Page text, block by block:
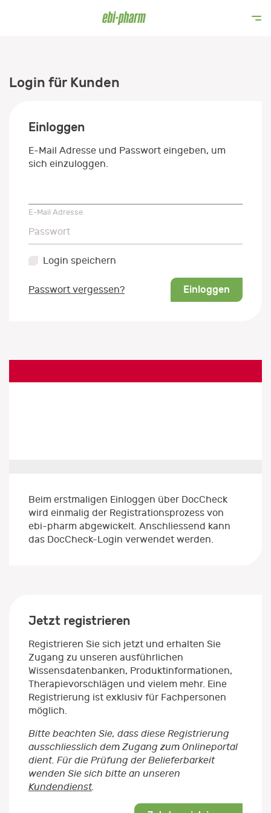
Login für Kunden
Einloggen
E-Mail Adresse und Passwort eingeben, um
sich einzuloggen.
E-Mail Adresse
Passwort
Passwort
Login speichern
Passwort vergessen? Einloggen
Beim erstmaligen Einloggen über DocCheck
wird einmalig der Registrationsprozess von
ebi-pharm abgewickelt. Anschliessend kann
das DocCheck-Login verwendet werden.
Jetzt registrieren
Registrieren Sie sich jetzt und erhalten Sie
Zugang zu unseren ausführlichen
Wissensdatenbanken, Produktinformationen,
Therapievorschlägen und vielem mehr. Eine
Registrierung ist exklusiv für Fachpersonen
möglich.
Bitte beachten Sie, dass diese Registrierung
ausschliesslich dem Zugang zum Onlineportal
dient. Für die Prüfung der Belieferbarkeit
wenden Sie sich bitte an unseren
Kundendienst.